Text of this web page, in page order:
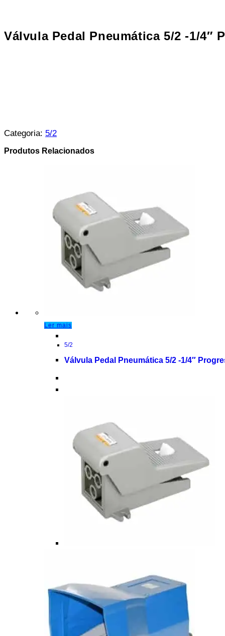
Válvula Pedal Pneumática 5/2 -1/4″
Categoria: 5/2
Produtos Relacionados
Ler mais
5/2
Válvula Pedal Pneumática 5/2 -1/4″